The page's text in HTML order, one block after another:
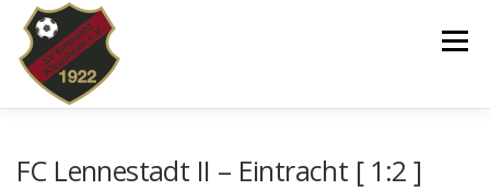
Inhalt
springen
Menü
FC Lennestadt II – Eintracht [ 1:2 ]